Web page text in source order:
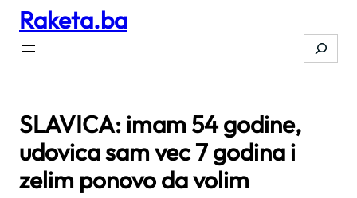
Skip
content
Raketa.ba
Search
SLAVICA: imam 54 godine,
udovica sam vec 7 godina i
zelim ponovo da volim